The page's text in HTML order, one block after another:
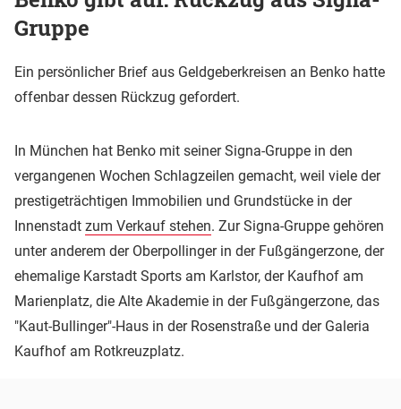
Gruppe
Ein persönlicher Brief aus Geldgeberkreisen an Benko hatte
offenbar dessen Rückzug gefordert.
In München hat Benko mit seiner Signa-Gruppe in den
vergangenen Wochen Schlagzeilen gemacht, weil viele der
prestigeträchtigen Immobilien und Grundstücke in der
Innenstadt zum Verkauf stehen. Zur Signa-Gruppe gehören
unter anderem der Oberpollinger in der Fußgängerzone, der
ehemalige Karstadt Sports am Karlstor, der Kaufhof am
Marienplatz, die Alte Akademie in der Fußgängerzone, das
"Kaut-Bullinger"-Haus in der Rosenstraße und der Galeria
Kaufhof am Rotkreuzplatz.